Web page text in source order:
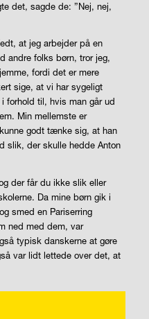
det, sagde de: ”Nej, nej,
at jeg arbejder på en
andre folks børn, tror jeg,
fordi det er mere
sige, at vi har sygeligt
forhold til, hvis man går ud
Min mellemste er
godt tænke sig, at han
slik, der skulle hedde Anton
der får du ikke slik eller
Da mine børn gik i
smed en Pariserring
ned med dem, var
typisk danskerne at gøre
var lidt lettede over det, at